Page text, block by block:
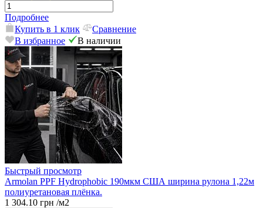
Подробнее
Купить в 1 клик
Сравнение
В избранное
В наличии
Быстрый просмотр
Armolan PPF Hydrophobic 190мкм США ширина рулона 1,22м
полиуретановая плёнка.
1 304.10 грн /м2